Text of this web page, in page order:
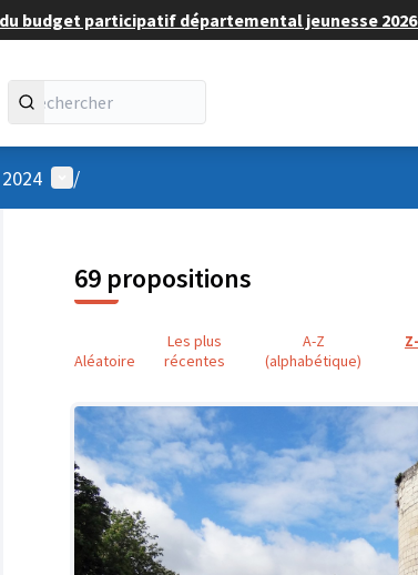
budget participatif départemental jeunesse 2026
Menu utilisateur
/
69 propositions
Aléatoire
Les plus
récentes
A-Z
(alphabétique)